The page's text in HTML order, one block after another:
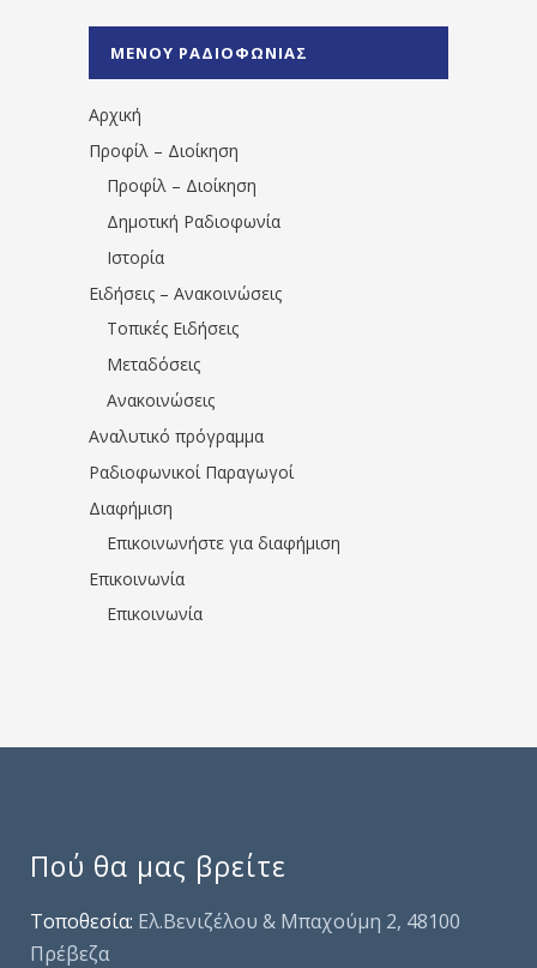
1531194763766854/" artist="" ]
ΜΕΝΟΥ ΡΑΔΙΟΦΩΝΙΑΣ
Αρχική
Προφίλ – Διοίκηση
Προφίλ – Διοίκηση
Δημοτική Ραδιοφωνία
Ιστορία
Ειδήσεις – Ανακοινώσεις
Τοπικές Ειδήσεις
Μεταδόσεις
Ανακοινώσεις
Αναλυτικό πρόγραμμα
Ραδιοφωνικοί Παραγωγοί
Διαφήμιση
Επικοινωνήστε για διαφήμιση
Επικοινωνία
Επικοινωνία
Πού θα μας βρείτε
Τοποθεσία: Ελ.Βενιζέλου & Μπαχούμη 2, 48100
Πρέβεζα